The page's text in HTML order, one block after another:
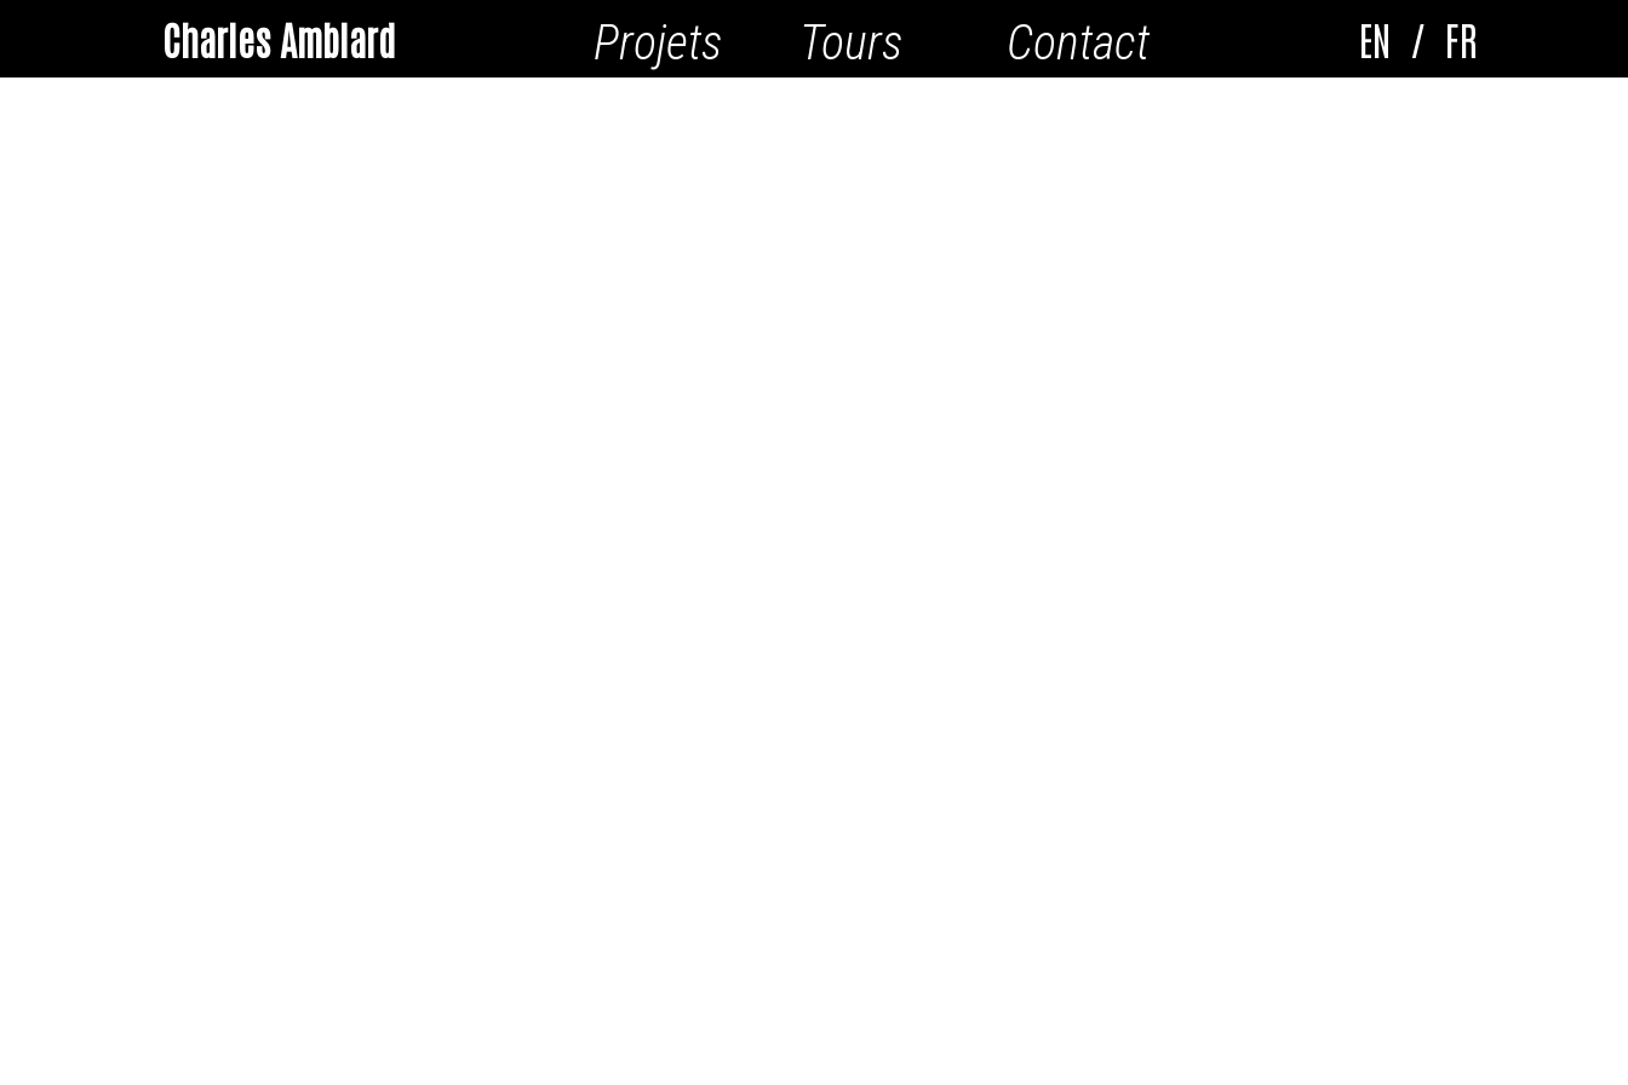
Charles Amblard Projets Tours Contact EN / FR